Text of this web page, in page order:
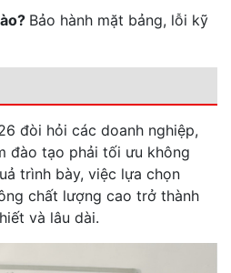
Bảo hành mặt bảng, lỗi kỹ
đòi hỏi các doanh nghiệp,
đào tạo phải tối ưu không
trình bày, việc lựa chọn
chất lượng cao trở thành
và lâu dài.